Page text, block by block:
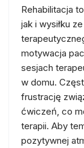
Rehabilitacja
jak i wysiłku
motywacja
sesjach
w domu.
frustrację
ćwiczeń, co
terapii. Aby
pozytywnej